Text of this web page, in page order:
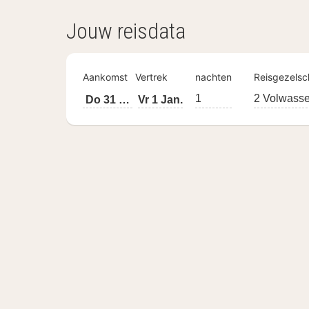
Jouw reisdata
Aankomst
Vertrek
Do 31 Dec.Vr 1 Jan.
nachten
1
2